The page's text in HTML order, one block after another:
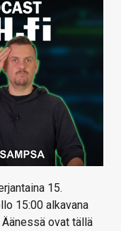
15.
15:00 alkavana
Äänessä ovat tällä